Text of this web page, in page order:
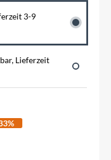
3-9
Lieferzeit